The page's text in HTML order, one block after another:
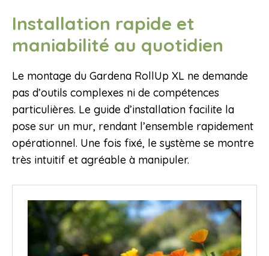
Installation rapide et
maniabilité au quotidien
Le montage du Gardena RollUp XL ne demande
pas d’outils complexes ni de compétences
particulières. Le guide d’installation facilite la
pose sur un mur, rendant l’ensemble rapidement
opérationnel. Une fois fixé, le système se montre
très intuitif et agréable à manipuler.